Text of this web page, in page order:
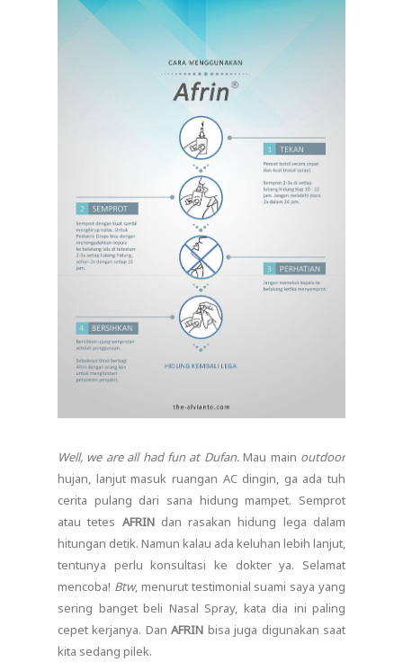
Well, we are all had fun at Dufan.Mau main outdoor
hujan, lanjut masuk ruangan AC dingin, ga ada tuh
cerita pulang dari sana hidung mampet. Semprot
atau tetes AFRINdan rasakan hidung lega dalam
hitungan detik. Namun kalau ada keluhan lebih lanjut,
tentunya perlu konsultasi ke dokter ya. Selamat
mencoba! Btw, menurut testimonial suami saya yang
sering banget beli Nasal Spray, kata dia ini paling
cepet kerjanya. DanAFRIN bisa juga digunakan saat
kita sedang pilek.